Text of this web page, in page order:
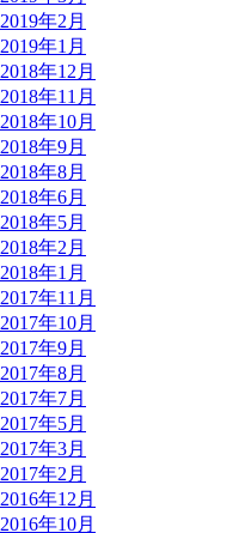
2019年2月
2019年1月
2018年12月
2018年11月
2018年10月
2018年9月
2018年8月
2018年6月
2018年5月
2018年2月
2018年1月
2017年11月
2017年10月
2017年9月
2017年8月
2017年7月
2017年5月
2017年3月
2017年2月
2016年12月
2016年10月